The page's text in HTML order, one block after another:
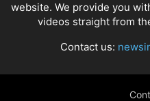
website. We provide you
videos straight from
Contact us: